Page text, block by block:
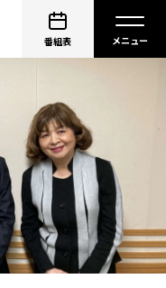
番組表